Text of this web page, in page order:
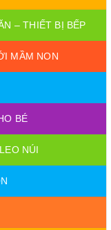
– THIẾT BỊ BẾP
MẦM NON
BÉ
NÚI